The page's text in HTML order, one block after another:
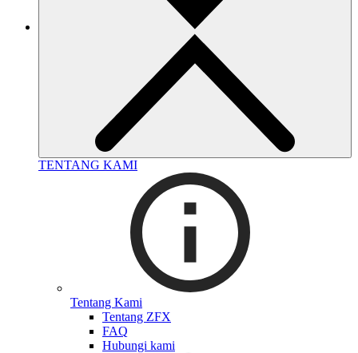
TENTANG KAMI
Tentang Kami
Tentang ZFX
FAQ
Hubungi kami